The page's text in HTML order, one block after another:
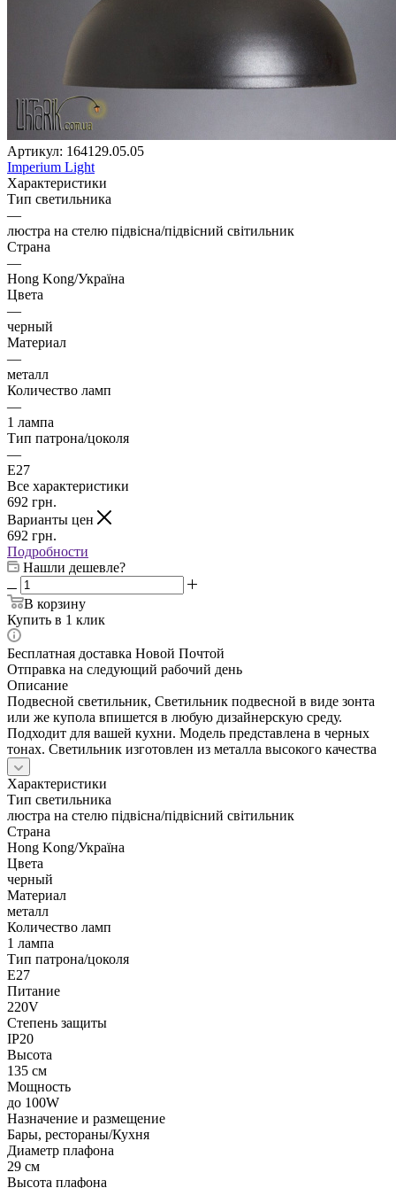
Артикул: 164129.05.05
Imperium Light
Характеристики
Тип светильника
—
люстра на стелю підвісна/підвісний світильник
Страна
—
Hong Kong/Україна
Цвета
—
черный
Материал
—
металл
Количество ламп
—
1 лампа
Тип патрона/цоколя
—
E27
Все характеристики
692 грн.
Варианты цен
692 грн.
Подробности
Нашли дешевле?
В корзину
Купить в 1 клик
Бесплатная доставка Новой Почтой
Отправка на следующий рабочий день
Описание
Подвесной светильник, Светильник подвесной в виде зонта
или же купола впишется в любую дизайнерскую среду.
Подходит для вашей кухни. Модель представлена в черных
тонах. Светильник изготовлен из металла высокого качества
Характеристики
Тип светильника
люстра на стелю підвісна/підвісний світильник
Страна
Hong Kong/Україна
Цвета
черный
Материал
металл
Количество ламп
1 лампа
Тип патрона/цоколя
E27
Питание
220V
Степень защиты
IP20
Высота
135 см
Мощность
до 100W
Назначение и размещение
Бары, рестораны/Кухня
Диаметр плафона
29 см
Высота плафона